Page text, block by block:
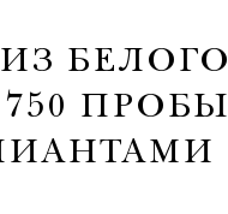
БЕЛОГО
ПРОБЫ